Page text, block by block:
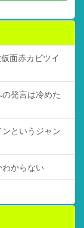
面赤カビツイ
発言は冷めた
というジャン
からない